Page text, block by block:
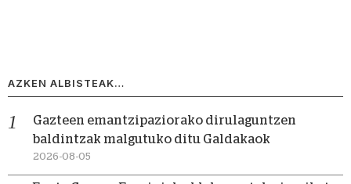
AZKEN ALBISTEAK…
Gazteen emantzipaziorako dirulaguntzen
baldintzak malgutuko ditu Galdakaok
2026-08-05